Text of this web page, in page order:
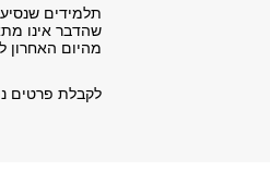
תלמידים
שהדבר אינו
מהיום האחרון
לקבלת פרטים